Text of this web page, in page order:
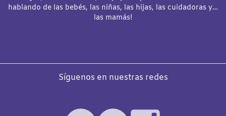
hablando de las bebés, las niñas, las hijas, las cuidadoras y…
las mamás!
Síguenos en nuestras redes